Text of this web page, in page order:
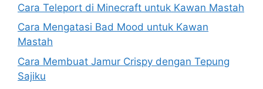
Cara Teleport di Minecraft untuk Kawan Mastah
Cara Mengatasi Bad Mood untuk Kawan
Mastah
Cara Membuat Jamur Crispy dengan Tepung
Sajiku